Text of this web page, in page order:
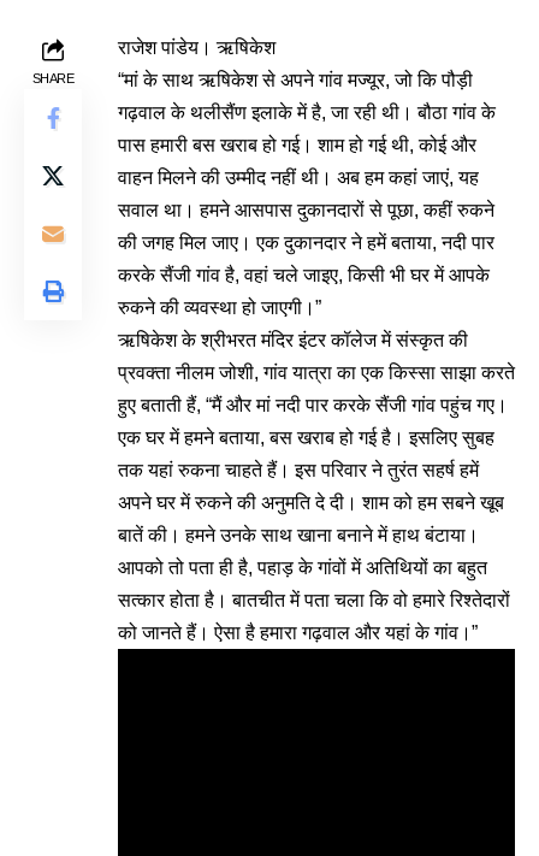
SHARE
राजेश पांडेय। ऋषिकेश
“मां के साथ ऋषिकेश से अपने गांव मज्यूर, जो कि पौड़ी
गढ़वाल के थलीसैंण इलाके में है, जा रही थी। बौठा गांव के
पास हमारी बस खराब हो गई। शाम हो गई थी, कोई और
वाहन मिलने की उम्मीद नहीं थी। अब हम कहां जाएं, यह
सवाल था। हमने आसपास दुकानदारों से पूछा, कहीं रुकने
की जगह मिल जाए। एक दुकानदार ने हमें बताया, नदी पार
करके सैंजी गांव है, वहां चले जाइए, किसी भी घर में आपके
रुकने की व्यवस्था हो जाएगी।”
ऋषिकेश के श्रीभरत मंदिर इंटर कॉलेज में संस्कृत की
प्रवक्ता नीलम जोशी, गांव यात्रा का एक किस्सा साझा करते
हुए बताती हैं, “मैं और मां नदी पार करके सैंजी गांव पहुंच गए।
एक घर में हमने बताया, बस खराब हो गई है। इसलिए सुबह
तक यहां रुकना चाहते हैं। इस परिवार ने तुरंत सहर्ष हमें
अपने घर में रुकने की अनुमति दे दी। शाम को हम सबने खूब
बातें की। हमने उनके साथ खाना बनाने में हाथ बंटाया।
आपको तो पता ही है, पहाड़ के गांवों में अतिथियों का बहुत
सत्कार होता है। बातचीत में पता चला कि वो हमारे रिश्तेदारों
को जानते हैं। ऐसा है हमारा गढ़वाल और यहां के गांव।”